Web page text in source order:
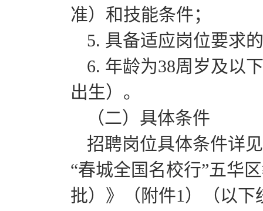
准）和技能条件；
5. 具备适应岗位要求
6. 年龄为38周岁及以
出生）。
（二）具体条件
招聘岗位具体条件详
“春城全国名校行”五华
批）》（附件1）（以